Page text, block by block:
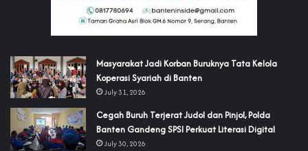
‎Masyarakat Jadi Korban Buruknya Tata Kelola
Koperasi Syariah di Banten
July 31, 2026
Cegah Buruh Terjerat Judol dan Pinjol, Polda
Banten Gandeng SPSI Perkuat Literasi Digital
July 30, 2026